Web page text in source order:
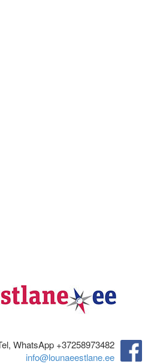
WhatsApp +37258973482‬
info@lounaeestlane.ee